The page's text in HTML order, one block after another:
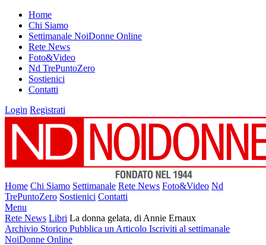
Home
Chi Siamo
Settimanale NoiDonne Online
Rete News
Foto&Video
Nd TrePuntoZero
Sostienici
Contatti
Login Registrati
Home Chi Siamo Settimanale Rete News Foto&Video Nd
TrePuntoZero Sostienici Contatti
Menu
Rete News Libri La donna gelata, di Annie Ernaux
Archivio Storico Pubblica un Articolo Iscriviti al settimanale
NoiDonne Online